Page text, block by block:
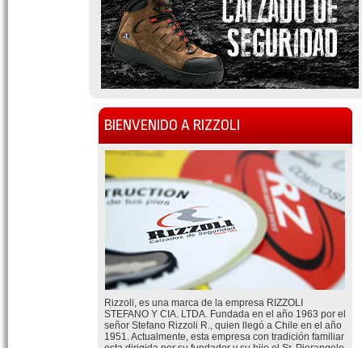
BIENVENIDO A RIZZOLI
Rizzoli, es una marca de la empresa RIZZOLI
STEFANO Y CIA. LTDA. Fundada en el año 1963 por el
señor Stefano Rizzoli R., quien llegó a Chile en el año
1951. Actualmente, esta empresa con tradición familiar